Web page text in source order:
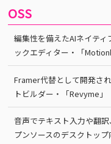
OSS
編集性を備えたAIネイテ
ックエディター・「
Framer代替として開発さ
トビルダー・「Revyme」
音声でテキスト入力や翻
プンソースのデスクトッ